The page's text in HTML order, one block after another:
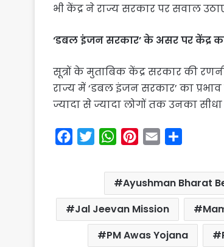
भी केंद्र ने राज्य सरकार पर सवाल
‘डबल इंजन सरकार’ के असर पर केंद्र
सूत्रों के मुताबिक केंद्र सरकार की
राज्य में ‘डबल इंजन सरकार’ का
ज्यादा से ज्यादा लोगों तक उनका
b
o
t
e
r
W
a
t
s
A
p
n
t
e
r
e
a
i
l
a
r
Ayushman Bharat
Jal Jeevan Mission
PM Awas Yojana